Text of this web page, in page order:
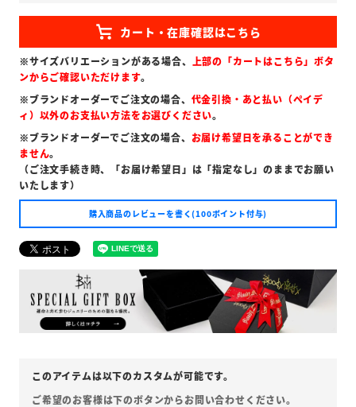
)
※サイズバリエーションがある場合、 上部の「カートはこちら」ボタ
ンからご確認いただけます。
※ブランドオーダーでご注文の場合、 代金引換・あと払い（ペイデ
ィ）以外のお支払い方法をお選びください。
※ブランドオーダーでご注文の場合、 お届け希望日を承ることができ
ません。
（ご注文手続き時、「お届け希望日」は「指定なし」のままでお願い
いたします）
購入商品のレビューを書く(100ポイント付与)